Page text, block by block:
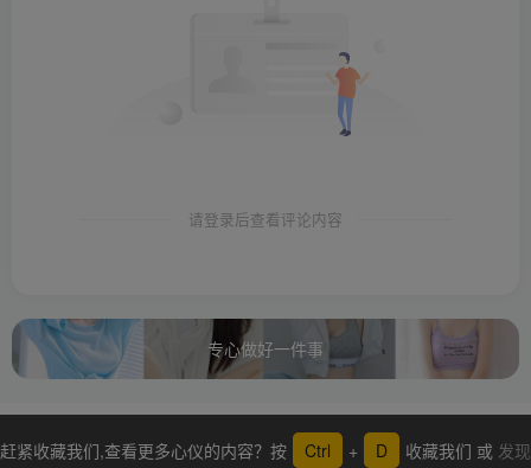
请登录后查看评论内容
专心做好一件事
赶紧收藏我们,查看更多心仪的内容？按 Ctrl + D 收藏我们 或 发现